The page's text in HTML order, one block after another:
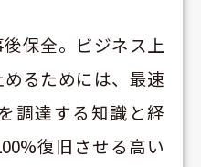
保全。ビジネス上
るためには、最速
調達する知識と経
復旧させる高い